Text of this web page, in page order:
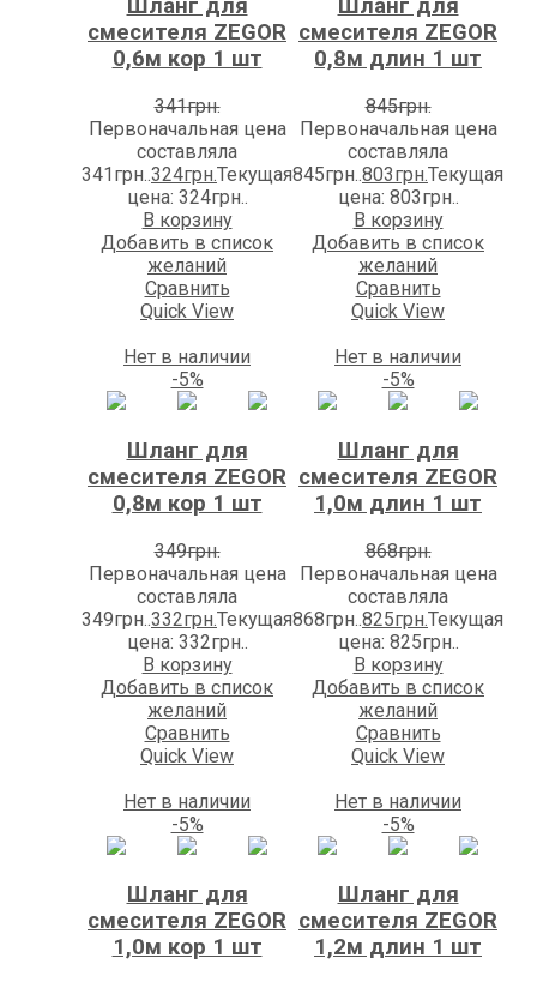
Шланг для
смесителя ZEGOR
0,6м кор 1 шт
341грн.
Первоначальная цена
составляла
341грн..324грн.Текущая
цена: 324грн..
В корзину
Добавить в список
желаний
Сравнить
Quick View
Шланг для
смесителя ZEGOR
0,8м длин 1 шт
845грн.
Первоначальная цена
составляла
845грн..803грн.Текущая
цена: 803грн..
В корзину
Добавить в список
желаний
Сравнить
Quick View
Нет в наличии
-5%
Шланг для
смесителя ZEGOR
0,8м кор 1 шт
349грн.
Первоначальная цена
составляла
349грн..332грн.Текущая
цена: 332грн..
В корзину
Добавить в список
желаний
Сравнить
Quick View
Нет в наличии
-5%
Шланг для
смесителя ZEGOR
1,0м длин 1 шт
868грн.
Первоначальная цена
составляла
868грн..825грн.Текущая
цена: 825грн..
В корзину
Добавить в список
желаний
Сравнить
Quick View
Нет в наличии
-5%
Шланг для
смесителя ZEGOR
1,0м кор 1 шт
Нет в наличии
-5%
Шланг для
смесителя ZEGOR
1,2м длин 1 шт